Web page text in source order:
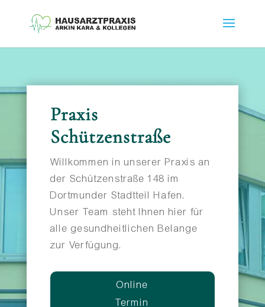
Praxis
Schützenstraße
Willkommen in unserer Praxis an
der Schützenstraße 148 im
Dortmunder Stadtteil Hafen.
Unser Team steht Ihnen hier für
alle gesundheitlichen Belange
zur Verfügung.
Online
Termin